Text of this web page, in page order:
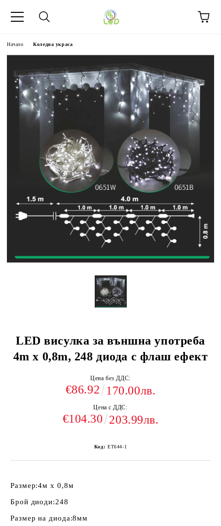
Начало Коледна украса
LED висулка за външна употреба
4m x 0,8m, 248 диода с флаш ефект
Цена без ДДС:
€86.92 170.00лв.
Цена с ДДС:
€104.30 203.99лв.
Код: ET644-1
Размер:4м х 0,8м
Брой диоди:248
Размер на диода:8мм